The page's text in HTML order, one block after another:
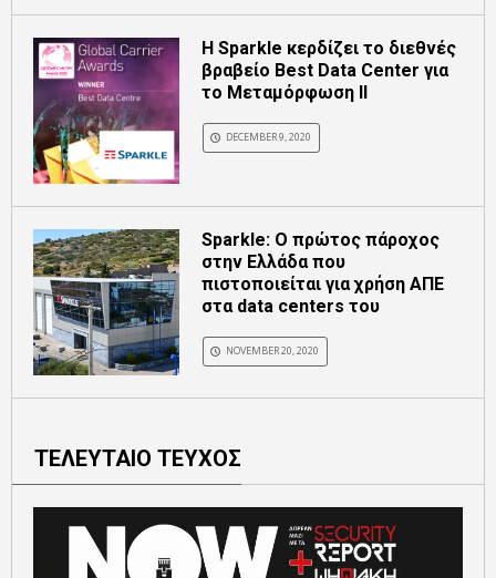
H Sparkle κερδίζει το διεθνές
βραβείο Best Data Center για
το Μεταμόρφωση ΙΙ
DECEMBER 9, 2020
Sparkle: Ο πρώτος πάροχος
στην Ελλάδα που
πιστοποιείται για χρήση ΑΠΕ
στα data centers του
NOVEMBER 20, 2020
ΤΕΛΕΥΤΑΙΟ ΤΕΥΧΟΣ